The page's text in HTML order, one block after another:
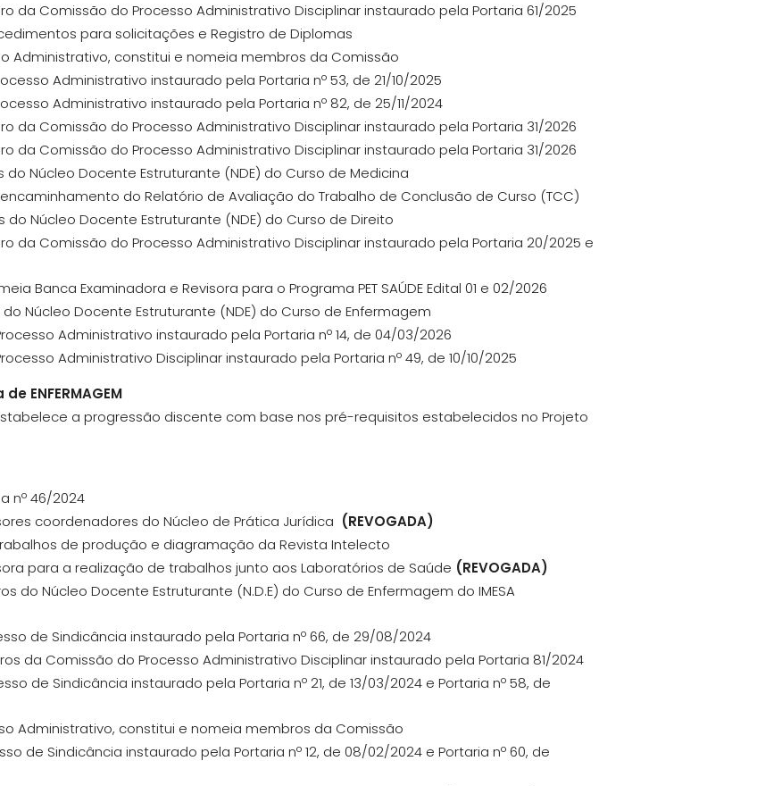
da Comissão do Processo Administrativo Disciplinar instaurado pela Portaria 61/2025
para solicitações e Registro de Diplomas
Administrativo, constitui e nomeia membros da Comissão
Administrativo instaurado pela Portaria nº 53, de 21/10/2025
Administrativo instaurado pela Portaria nº 82, de 25/11/2024
da Comissão do Processo Administrativo Disciplinar instaurado pela Portaria 31/2026
da Comissão do Processo Administrativo Disciplinar instaurado pela Portaria 31/2026
Núcleo Docente Estruturante (NDE) do Curso de Medicina
do Relatório de Avaliação do Trabalho de Conclusão de Curso (TCC)
Núcleo Docente Estruturante (NDE) do Curso de Direito
da Comissão do Processo Administrativo Disciplinar instaurado pela Portaria 20/2025 e
Banca Examinadora e Revisora para o Programa PET SAÚDE Edital 01 e 02/2026
Núcleo Docente Estruturante (NDE) do Curso de Enfermagem
Administrativo instaurado pela Portaria nº 14, de 04/03/2026
Administrativo Disciplinar instaurado pela Portaria nº 49, de 10/10/2025
ENFERMAGEM
a progressão discente com base nos pré-requisitos estabelecidos no Projeto
nº 46/2024
coordenadores do Núcleo de Prática Jurídica (REVOGADA)
de produção e diagramação da Revista Intelecto
para a realização de trabalhos junto aos Laboratórios de Saúde (REVOGADA)
do Núcleo Docente Estruturante (N.D.E) do Curso de Enfermagem do IMESA
de Sindicância instaurado pela Portaria nº 66, de 29/08/2024
da Comissão do Processo Administrativo Disciplinar instaurado pela Portaria 81/2024
de Sindicância instaurado pela Portaria nº 21, de 13/03/2024 e Portaria nº 58, de
Administrativo, constitui e nomeia membros da Comissão
de Sindicância instaurado pela Portaria nº 12, de 08/02/2024 e Portaria nº 60, de